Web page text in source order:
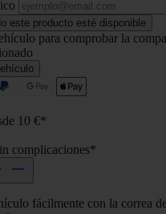
este producto esté disponible
para comprobar la
10 €*
complicaciones*
fácilmente con la correa